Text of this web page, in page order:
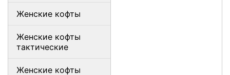
Женские кофты
Женские кофты
тактические
Женские кофты